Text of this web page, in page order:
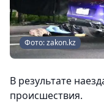
Фото: zakon.kz
В результате
происшествия.